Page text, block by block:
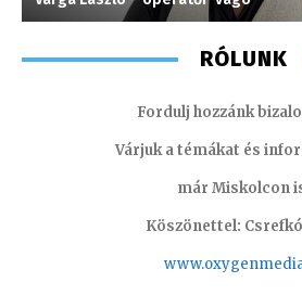
RÓLUNK
Fordulj hozzánk
Várjuk a témákat és
már Miskolcon
Köszönettel:
www.oxyge